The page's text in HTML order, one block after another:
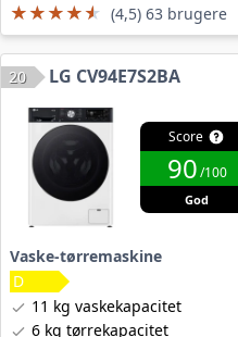
★★★★★
★★★★★ (4,5) 63 brugere
20 LG CV94E7S2BA
Score
90/100
God
Vaske-tørremaskine
11 kg vaskekapacitet
6 kg tørrekapacitet